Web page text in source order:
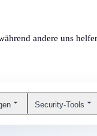
andere uns
Security-Tools